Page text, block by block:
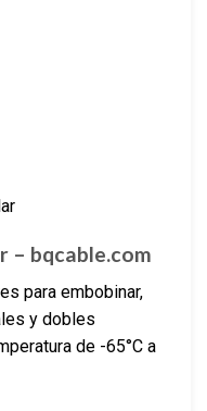
– bqcable.com
para embobinar,
y dobles
de -65°C a